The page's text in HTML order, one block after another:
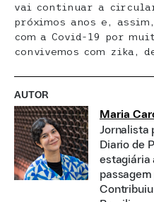
vai continuar a
próximos anos e,
com a Covid-19 por
convivemos com zika,
AUTOR
Maria
Jornalista
Diario de
estagiária